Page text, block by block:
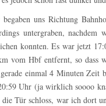
uns Richtung
untergraben,
konnten. Es war jetzt
vom Hbf entfernt, so dass
einmal 4 Minuten Zeit
Uhr (ja wirklich soooo
die Tür schloss, war ich dort